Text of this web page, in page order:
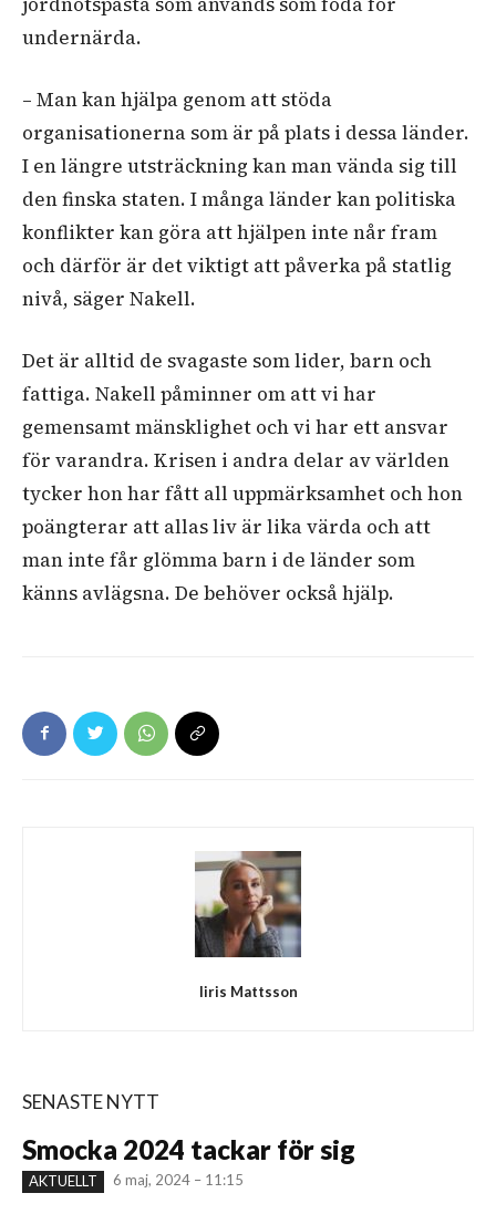
undernärda.
– Man kan hjälpa genom att stöda
organisationerna som är på plats i dessa länder.
I en längre utsträckning kan man vända sig till
den finska staten. I många länder kan politiska
konflikter kan göra att hjälpen inte når fram
och därför är det viktigt att påverka på statlig
nivå, säger Nakell.
Det är alltid de svagaste som lider, barn och
fattiga. Nakell påminner om att vi har
gemensamt mänsklighet och vi har ett ansvar
för varandra. Krisen i andra delar av världen
tycker hon har fått all uppmärksamhet och hon
poängterar att allas liv är lika värda och att
man inte får glömma barn i de länder som
känns avlägsna. De behöver också hjälp.
Iiris Mattsson
SENASTE NYTT
Smocka 2024 tackar för sig
AKTUELLT 6 maj, 2024 – 11:15